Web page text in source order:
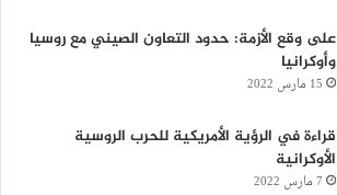
على وقع الأزمة: حدود التعاون الصيني مع روسيا
وأوكرانيا
15 مارس 2022
قراءة في الرؤية الأمريكية للحرب الروسية
الأوكرانية
7 مارس 2022